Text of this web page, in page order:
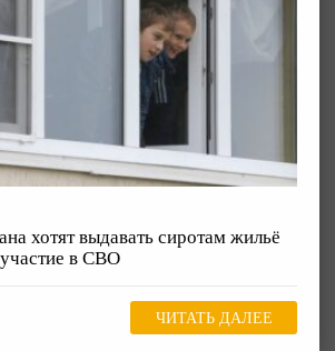
хотят выдавать сиротам жильё
в СВО
ЧИТАТЬ ДАЛЕЕ